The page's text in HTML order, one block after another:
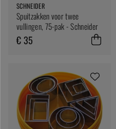
SCHNEIDER
Spuitzakken voor twee
vullingen, 75-pak - Schneider
€ 35